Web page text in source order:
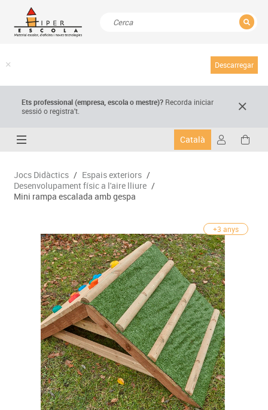
Descarregar
Ets professional (empresa,escola o mestre)? Recorda iniciar
sessió o registra't.
Català
Jocs Didàctics / Espais exteriors /
Desenvolupament físic a l'aire lliure /
Mini rampa escalada amb gespa
+3 anys